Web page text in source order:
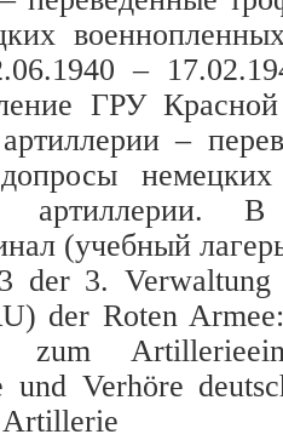
–
ГРУ
–
артиллерии.
(учебный
der 3. Verwaltung
der Roten
und Verhöre
Artillerie